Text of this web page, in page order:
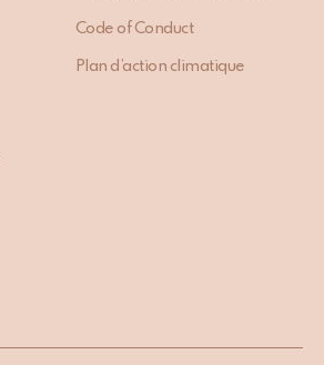
Code of Conduct
Plan d’action climatique